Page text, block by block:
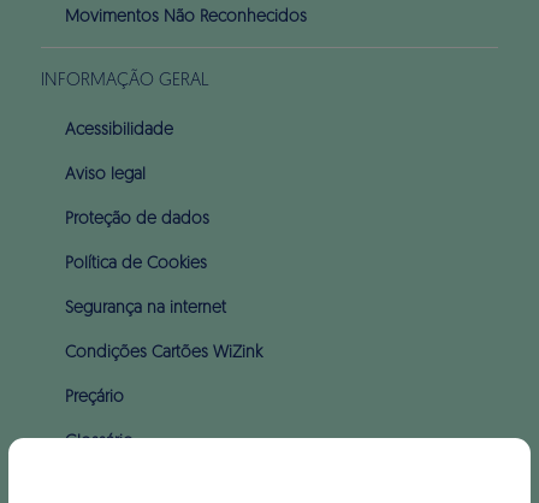
Movimentos Não Reconhecidos
INFORMAÇÃO GERAL
Acessibilidade
Aviso legal
Proteção de dados
Política de Cookies
Segurança na internet
Condições Cartões WiZink
Preçário
Glossário